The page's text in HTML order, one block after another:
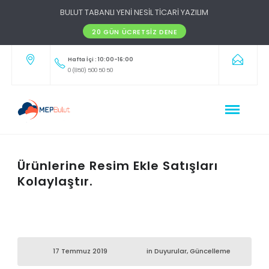
BULUT TABANLI YENİ NESİL TİCARİ YAZILIM
20 GÜN ÜCRETSIZ DENE
Hafta İçi : 10:00-16:00
0 (850) 500 50 50
Ürünlerine Resim Ekle Satışları
Kolaylaştır.
17 Temmuz 2019 in Duyurular,Güncelleme